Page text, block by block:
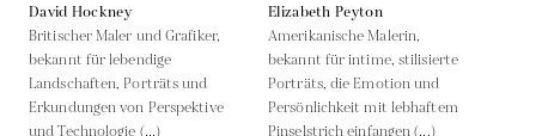
David Hockney
Britischer Maler und Grafiker,
bekannt für lebendige
Landschaften, Porträts und
Erkundungen von Perspektive
und Technologie (...)
Elizabeth Peyton
Amerikanische Malerin,
bekannt für intime, stilisierte
Porträts, die Emotion und
Persönlichkeit mit lebhaftem
Pinselstrich einfangen (...)